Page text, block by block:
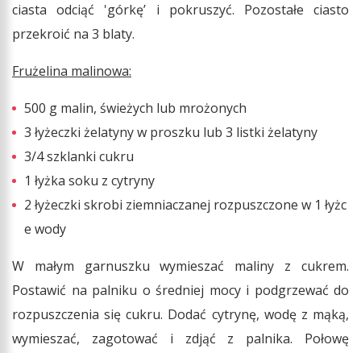
ciasta odciąć 'górkę’ i pokruszyć. Pozostałe ciasto
przekroić na 3 blaty.
Frużelina malinowa:
500 g malin, świeżych lub mrożonych
3 łyżeczki żelatyny w proszku lub 3 listki żelatyny
3/4 szklanki cukru
1 łyżka soku z cytryny
2 łyżeczki skrobi ziemniaczanej rozpuszczone w 1 łyżc
e wody
W małym garnuszku wymieszać maliny z cukrem.
Postawić na palniku o średniej mocy i podgrzewać do
rozpuszczenia się cukru. Dodać cytrynę, wodę z mąką,
wymieszać, zagotować i zdjąć z palnika. Połowę